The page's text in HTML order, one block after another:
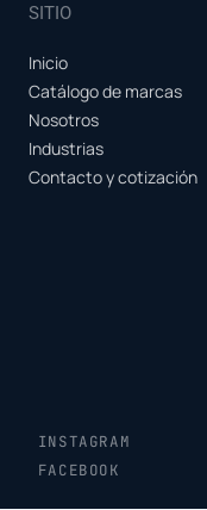
SITIO
Inicio
Catálogo de marcas
Nosotros
Industrias
Contacto y cotización
INSTAGRAM
FACEBOOK